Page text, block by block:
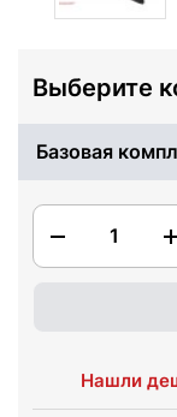
Выберите
Базовая
1
Нашли